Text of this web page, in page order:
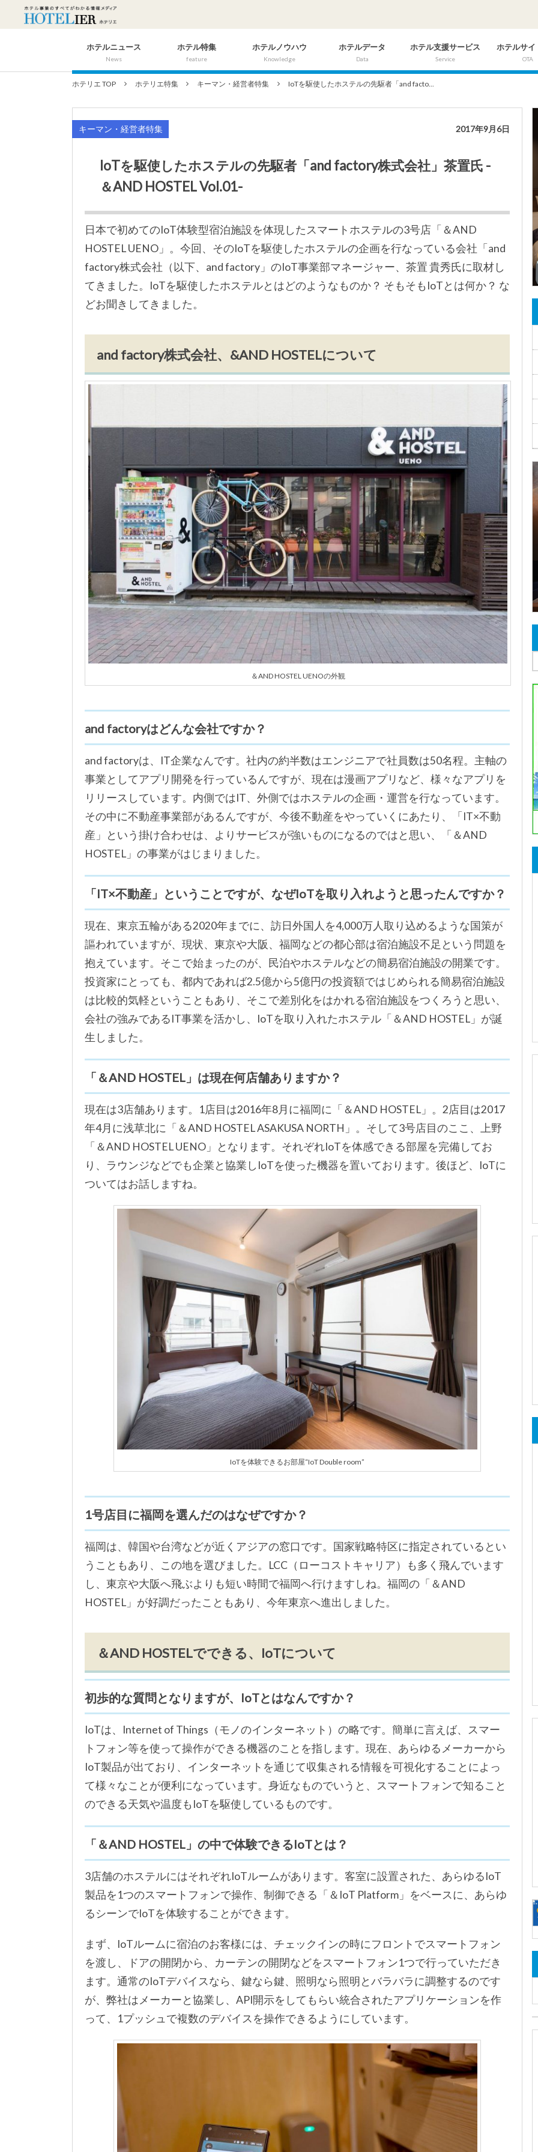
ホテルニュース
News
ホテル特集
feature
ホテルノウハウ
Knowledge
ホテルデータ
Data
ホテル支援サービス
Service
ホテルサイ
OTA
ホテリエ TOP ホテリエ特集 キーマン・経営者特集 IoTを駆使したホステルの先駆者「and facto...
キーマン・経営者特集 2017年9月6日
IoTを駆使したホステルの先駆者「and factory株式会社」茶置氏 -
＆AND HOSTEL Vol.01-
日本で初めてのIoT体験型宿泊施設を体現したスマートホステルの3号店「＆AND
HOSTEL UENO」。今回、そのIoTを駆使したホステルの企画を行なっている会社「and
factory株式会社（以下、and factory」のIoT事業部マネージャー、茶置 貴秀氏に取材し
てきました。IoTを駆使したホステルとはどのようなものか？ そもそもIoTとは何か？ な
どお聞きしてきました。
and factory株式会社、&AND HOSTELについて
＆AND HOSTEL UENOの外観
and factoryはどんな会社ですか？
and factoryは、IT企業なんです。社内の約半数はエンジニアで社員数は50名程。主軸の
事業としてアプリ開発を行っているんですが、現在は漫画アプリなど、様々なアプリを
リリースしています。内側ではIT、外側ではホステルの企画・運営を行なっています。
その中に不動産事業部があるんですが、今後不動産をやっていくにあたり、「IT×不動
産」という掛け合わせは、よりサービスが強いものになるのではと思い、「＆AND
HOSTEL」の事業がはじまりました。
「IT×不動産」ということですが、なぜIoTを取り入れようと思ったんですか？
現在、東京五輪がある2020年までに、訪日外国人を4,000万人取り込めるような国策が
謳われていますが、現状、東京や大阪、福岡などの都心部は宿泊施設不足という問題を
抱えています。そこで始まったのが、民泊やホステルなどの簡易宿泊施設の開業です。
投資家にとっても、都内であれば2.5億から5億円の投資額ではじめられる簡易宿泊施設
は比較的気軽ということもあり、そこで差別化をはかれる宿泊施設をつくろうと思い、
会社の強みであるIT事業を活かし、IoTを取り入れたホステル「＆AND HOSTEL」が誕
生しました。
「＆AND HOSTEL」は現在何店舗ありますか？
現在は3店舗あります。1店目は2016年8月に福岡に「＆AND HOSTEL」。2店目は2017
年4月に浅草北に「＆AND HOSTEL ASAKUSA NORTH」。そして3号店目のここ、上野
「＆AND HOSTEL UENO」となります。それぞれIoTを体感できる部屋を完備してお
り、ラウンジなどでも企業と協業しIoTを使った機器を置いております。後ほど、IoTに
ついてはお話しますね。
IoTを体験できるお部屋“IoT Double room”
1号店目に福岡を選んだのはなぜですか？
福岡は、韓国や台湾などが近くアジアの窓口です。国家戦略特区に指定されているとい
うこともあり、この地を選びました。LCC（ローコストキャリア）も多く飛んでいます
し、東京や大阪へ飛ぶよりも短い時間で福岡へ行けますしね。福岡の「＆AND
HOSTEL」が好調だったこともあり、今年東京へ進出しました。
＆AND HOSTELでできる、IoTについて
初歩的な質問となりますが、IoTとはなんですか？
IoTは、Internet of Things（モノのインターネット）の略です。簡単に言えば、スマー
トフォン等を使って操作ができる機器のことを指します。現在、あらゆるメーカーから
IoT製品が出ており、インターネットを通じて収集される情報を可視化することによっ
て様々なことが便利になっています。身近なものでいうと、スマートフォンで知ること
のできる天気や温度もIoTを駆使しているものです。
「＆AND HOSTEL」の中で体験できるIoTとは？
3店舗のホステルにはそれぞれIoTルームがあります。客室に設置された、あらゆるIoT
製品を1つのスマートフォンで操作、制御できる「＆IoT Platform」をベースに、あらゆ
るシーンでIoTを体験することができます。
まず、IoTルームに宿泊のお客様には、チェックインの時にフロントでスマートフォン
を渡し、ドアの開閉から、カーテンの開閉などをスマートフォン1つで行っていただき
ます。通常のIoTデバイスなら、鍵なら鍵、照明なら照明とバラバラに調整するのです
が、弊社はメーカーと協業し、API開示をしてもらい統合されたアプリケーションを作
って、1プッシュで複数のデバイスを操作できるようにしています。